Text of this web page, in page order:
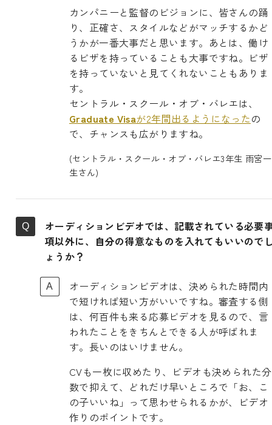
カンパニーと監督のビジョンに、皆さんの踊
り、正確さ、スタイルなどがマッチするかど
うかが一番大事だと思います。あとは、働け
るビザを持っていることも大事ですね。ビザ
を持っていないと見てくれないこともありま
す。
セントラル・スクール・オブ・バレエは、
Graduate Visaが2年間出るようになったの
で、チャンスも広がりますね。
(セントラル・スクール・オブ・バレエ3年生 雨宮一
生さん)
オーディションビデオでは、記載されている必要
項以外に、自分の得意なものを入れてもいいので
ょうか？
オーディションビデオは、決められた時間内
で短ければ短い方がいいですね。審査する側
は、何百件も来る応募ビデオを見るので、言
われたことをきちんとできる人が呼ばれま
す。長いのはいけません。
CVも一枚に収めたり、ビデオも決められた分
数で抑えて、どれだけ早いところで「お、こ
の子いいね」って思わせられるかが、ビデオ
作りのポイントです。